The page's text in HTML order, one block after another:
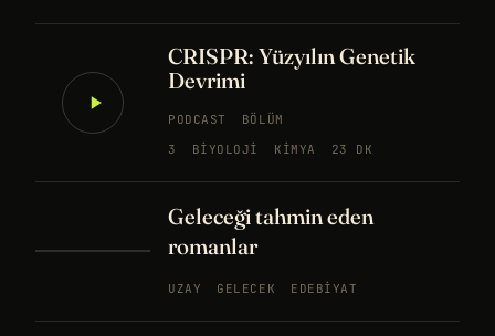
CRISPR: Yüzyılın Genetik
Devrimi
PODCAST
BÖLÜM
3
BIYOLOJI KIMYA 23 DK
Geleceği tahmin eden
romanlar
UZAY GELECEK EDEBIYAT